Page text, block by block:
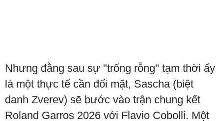
Nhưng đằng sau sự "trống rỗng" tạm thời ấy
là một thực tế cần đối mặt, Sascha (biệt
danh Zverev) sẽ bước vào trận chung kết
Roland Garros 2026 với Flavio Cobolli. Một